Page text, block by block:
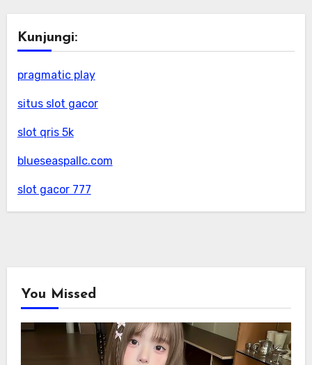
Kunjungi:
pragmatic play
situs slot gacor
slot qris 5k
blueseaspallc.com
slot gacor 777
You Missed